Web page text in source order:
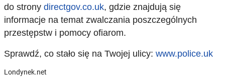
do strony directgov.co.uk, gdzie znajdują się
informacje na temat zwalczania poszczególnych
przestępstw i pomocy ofiarom.
Sprawdź, co stało się na Twojej ulicy: www.police.uk
Londynek.net